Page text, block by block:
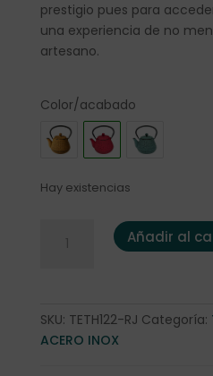
prestigio pues para
una experiencia de no
artesano.
Color/acabado
Hay existencias
Tetsubin "Daisy" 0,6l. ROJA
Añadir al
SKU: TETH122-RJ Categoría:
ACERO INOX